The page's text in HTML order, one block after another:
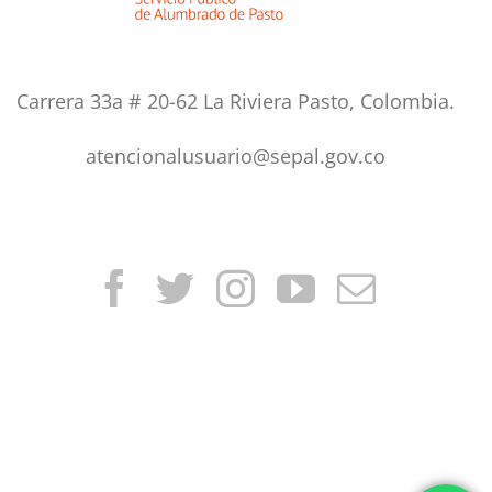
Carrera 33a # 20-62 La Riviera Pasto, Colombia.
atencionalusuario@sepal.gov.co